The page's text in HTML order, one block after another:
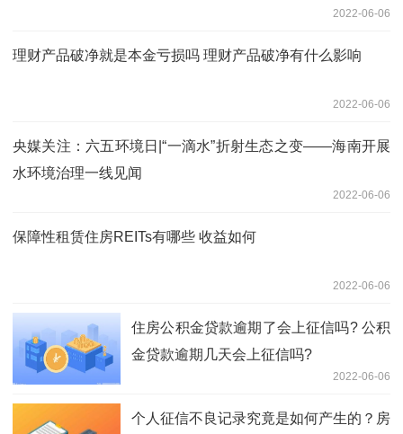
2022-06-06
理财产品破净就是本金亏损吗 理财产品破净有什么影响
2022-06-06
央媒关注：六五环境日|“一滴水”折射生态之变——海南开展
水环境治理一线见闻
2022-06-06
保障性租赁住房REITs有哪些 收益如何
2022-06-06
住房公积金贷款逾期了会上征信吗? 公积
金贷款逾期几天会上征信吗?
2022-06-06
个人征信不良记录究竟是如何产生的？房